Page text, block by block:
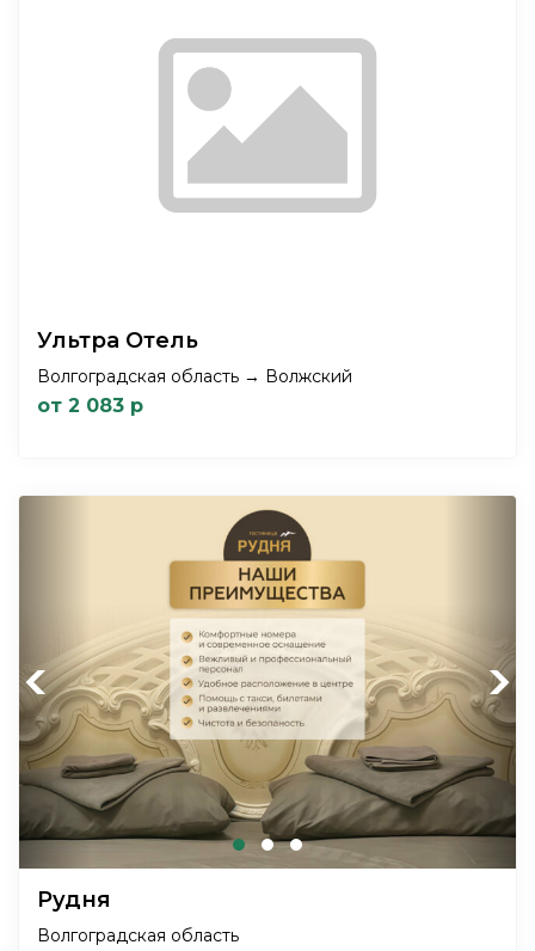
Ультра Отель
Волгоградская область → Волжский
от 2 083 р
Previous Next
Рудня
Волгоградская область